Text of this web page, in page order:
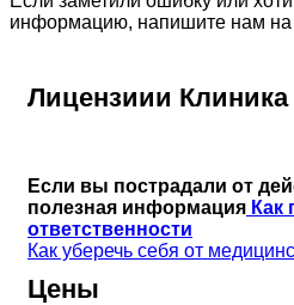
информацию, напишите нам на
Лицензиии
Если вы пострадали от
полезная информация Как
ответственности
Как уберечь себя от
Цены